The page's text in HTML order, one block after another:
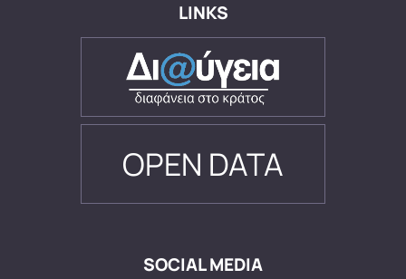
LINKS
OPEN DATA
SOCIAL MEDIA